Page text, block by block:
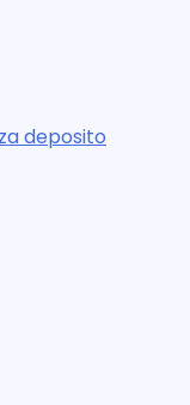
deposito